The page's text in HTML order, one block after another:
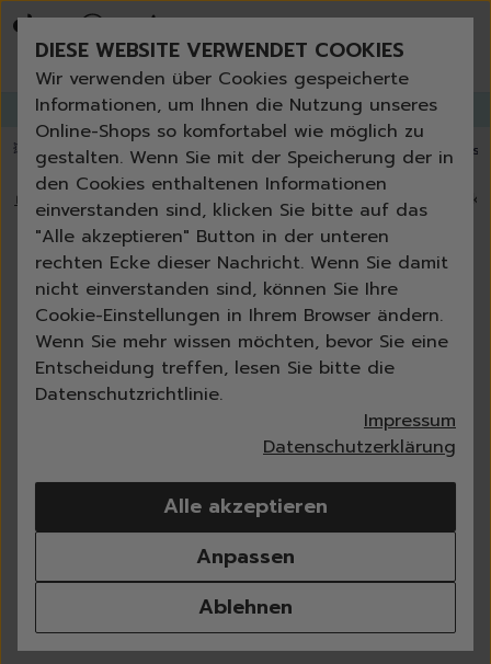
Bestseller
Angebote der Woche
Neu
Essentials für dein Zuhause
Universal & Ökoprodukte
Spring by Jenna
Sets
Reiniger
Küche
Bad | WC
Fenster | Glas | Spiegel
Möbelreiniger
Bodenreiniger
Wischmopps | Besen |
Außenreiniger
Bürsten
Zubehör
Nature All - Öko Reinigung
Waschen
Weißwäsche
Buntwäsche
Schwarzwäsche
Sportwäsche
Erneut bestellen
GANGLETTERabonnieren undbis zu 30%Rabatt erhalten!
💥 Fugenbürste gratis ab 60 € Bestellwert⭐️ 4,8 TrustPilot score📦
🏠 › Treppen reinigen: Wie du den Gipfel der
Treppen reinigen: Wie du den
Gipfel der Sauberkeit ohne Stress
und Schweiß erklimmst
Catrin Jungs-Ziecik 04-04-2025
DIESE WEBSITE VERWENDET COOKIES
Wir verwenden über Cookies gespeicherte
Informationen, um Ihnen die Nutzung unseres
Online-Shops so komfortabel wie möglich zu
gestalten. Wenn Sie mit der Speicherung der in
den Cookies enthaltenen Informationen
einverstanden sind, klicken Sie bitte auf das
"Alle akzeptieren" Button in der unteren
rechten Ecke dieser Nachricht. Wenn Sie damit
nicht einverstanden sind, können Sie Ihre
Cookie-Einstellungen in Ihrem Browser ändern.
Wenn Sie mehr wissen möchten, bevor Sie eine
Entscheidung treffen, lesen Sie bitte die
Datenschutzrichtlinie.
Impressum
Datenschutzerklärung
Ablehnen
Anpassen
Alle akzeptieren